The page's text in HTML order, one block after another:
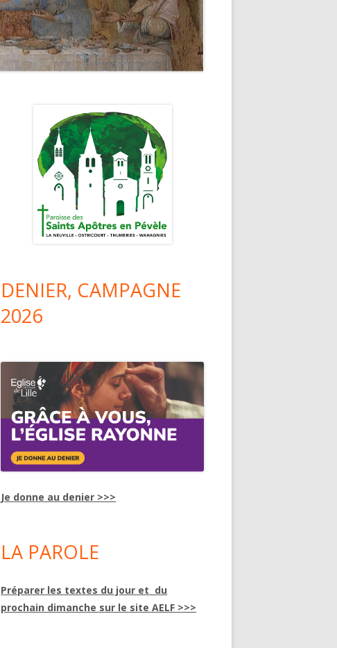
principale
DENIER, CAMPAGNE
2026
Je donne au denier >>>
LA PAROLE
Préparer les textes du jour et du
prochain dimanche sur le site AELF >>>